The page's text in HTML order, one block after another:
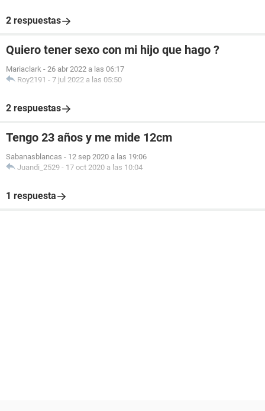
2 respuestas
Quiero tener sexo con mi hijo que hago ?
Mariaclark - 26 abr 2022 a las 06:17
Roy2191 - 7 jul 2022 a las 05:50
2 respuestas
Tengo 23 años y me mide 12cm
Sabanasblancas - 12 sep 2020 a las 19:06
Juandi_2529 - 17 oct 2020 a las 10:04
1 respuesta